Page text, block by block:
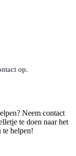
op.
Neem contact
te doen naar het
te helpen!